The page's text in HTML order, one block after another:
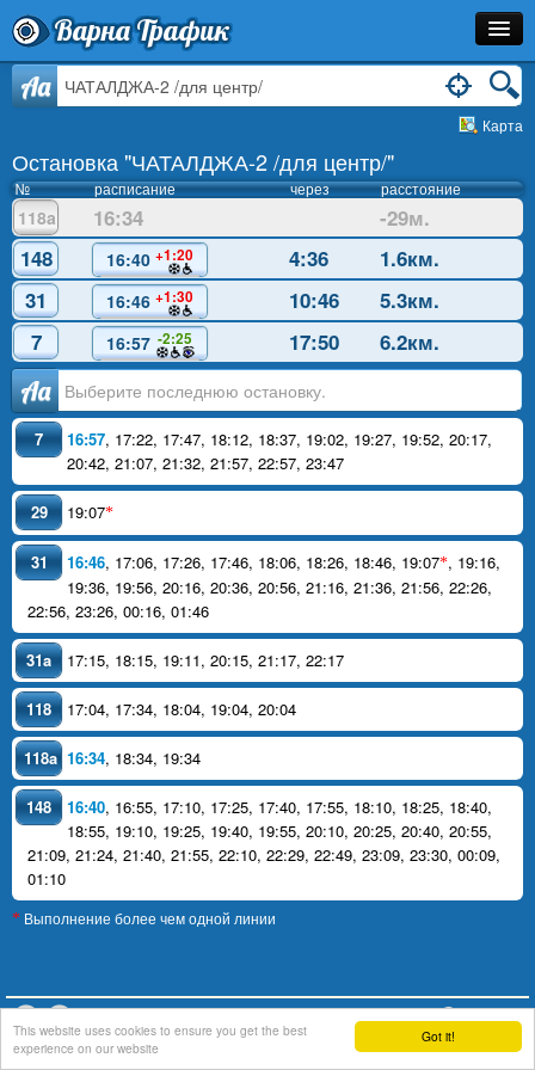
Got it!
This website uses cookies to ensure you get the best
experience on our website
Варна Трафик
Остановка
Расписание
Как Добраться?
Инфо
Aa
Карта
Остановка "ЧАТАЛДЖА-2 /для центр/"
№ расписание через расстояние
118a 16:34
-29м.
148
16:40 +1:20 4:36
1.6км.
31
16:46 +1:30 10:46
5.3км.
7
16:57 -2:25 17:50 6.2км.
Аа
7 16:57, 17:22, 17:47, 18:12, 18:37, 19:02, 19:27, 19:52, 20:17,
20:42, 21:07, 21:32, 21:57, 22:57, 23:47
29 19:07*
31 16:46, 17:06, 17:26, 17:46, 18:06, 18:26, 18:46, 19:07*, 19:16,
19:36, 19:56, 20:16, 20:36, 20:56, 21:16, 21:36, 21:56, 22:26,
22:56, 23:26, 00:16, 01:46
31a 17:15, 18:15, 19:11, 20:15, 21:17, 22:17
118 17:04, 17:34, 18:04, 19:04, 20:04
118a 16:34, 18:34, 19:34
148 16:40, 16:55, 17:10, 17:25, 17:40, 17:55, 18:10, 18:25, 18:40,
18:55, 19:10, 19:25, 19:40, 19:55, 20:10, 20:25, 20:40, 20:55,
21:09, 21:24, 21:40, 21:55, 22:10, 22:29, 22:49, 23:09, 23:30, 00:09,
01:10
* Выполнение более чем одной линии
support